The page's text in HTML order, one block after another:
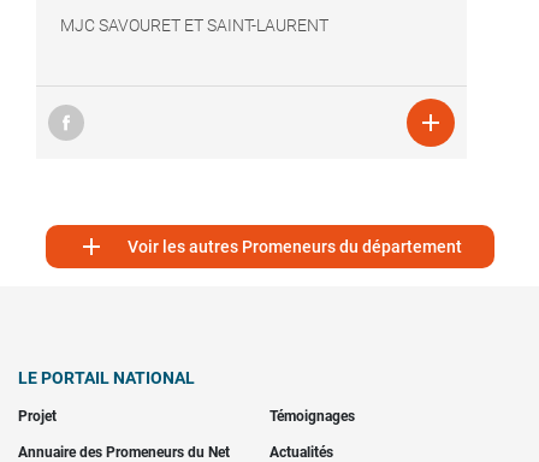
MJC SAVOURET ET SAINT-LAURENT

 Voir les autres Promeneurs du département
LE PORTAIL NATIONAL
Projet Témoignages
Annuaire des Promeneurs du Net Actualités